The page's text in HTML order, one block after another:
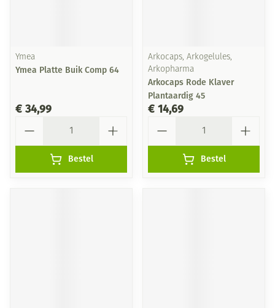
Ymea
Ymea Platte Buik Comp 64
€ 34,99
Bestel
Arkocaps, Arkogelules,
Arkopharma
Arkocaps Rode Klaver
Plantaardig 45
€ 14,69
Bestel